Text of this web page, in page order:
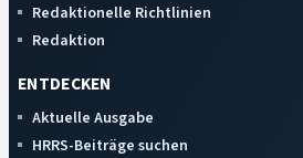
Redaktionelle Richtlinien
Redaktion
ENTDECKEN
Aktuelle Ausgabe
HRRS-Beiträge suchen